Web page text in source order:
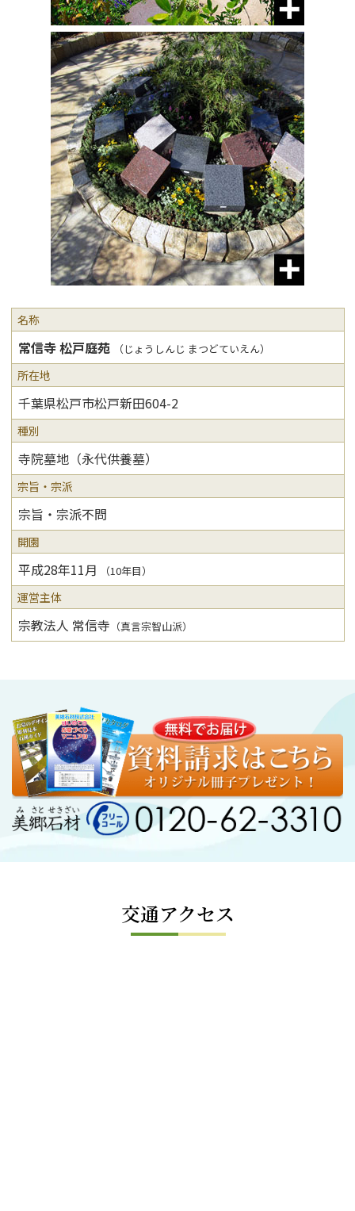
名称
常信寺 松戸庭苑 （じょうしんじ まつどていえん）
所在地
千葉県松戸市松戸新田604-2
種別
寺院墓地（永代供養墓）
宗旨・宗派
宗旨・宗派不問
開園
平成28年11月 （10年目）
運営主体
宗教法人 常信寺 （真言宗智山派）
交通アクセス